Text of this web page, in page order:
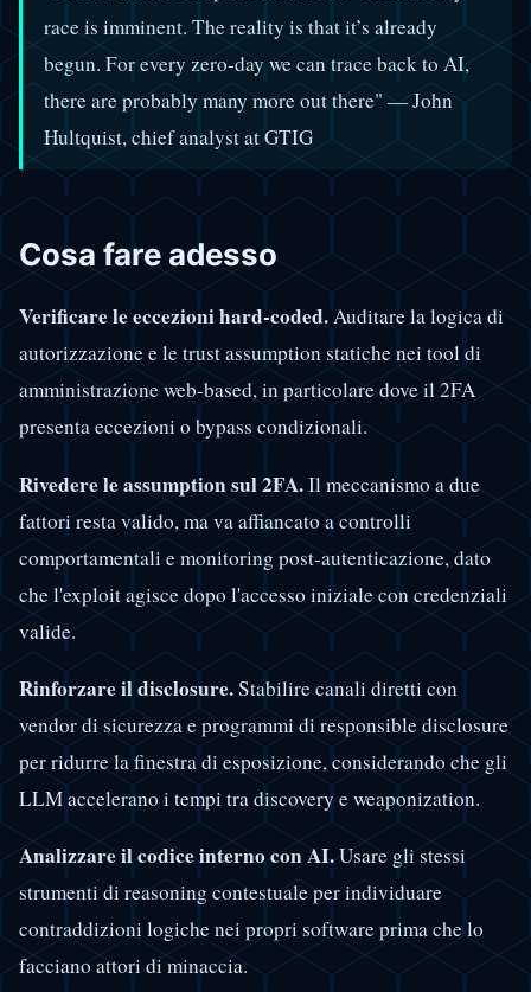
race is imminent. The reality is that it’s already
begun. For every zero-day we can trace back to AI,
there are probably many more out there" — John
Hultquist, chief analyst at GTIG
Cosa fare adesso
Verificare le eccezioni hard-coded.Auditare la logica di
autorizzazione e le trust assumption statiche nei tool di
amministrazione web-based, in particolare dove il 2FA
presenta eccezioni o bypass condizionali.
Rivedere le assumption sul 2FA.Il meccanismo a due
fattori resta valido, ma va affiancato a controlli
comportamentali e monitoring post-autenticazione, dato
che l'exploit agisce dopo l'accesso iniziale con credenziali
valide.
Rinforzare il disclosure.Stabilire canali diretti con
vendor di sicurezza e programmi di responsible disclosure
per ridurre la finestra di esposizione, considerando che gli
LLM accelerano i tempi tra discovery e weaponization.
Analizzare il codice interno con AI.Usare gli stessi
strumenti di reasoning contestuale per individuare
contraddizioni logiche nei propri software prima che lo
facciano attori di minaccia.